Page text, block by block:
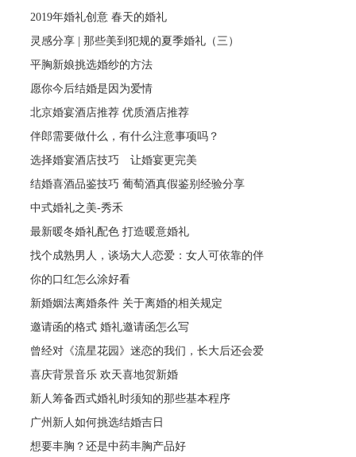
2019年婚礼创意 春天的婚礼
灵感分享 | 那些美到犯规的夏季婚礼（三）
平胸新娘挑选婚纱的方法
愿你今后结婚是因为爱情
北京婚宴酒店推荐 优质酒店推荐
伴郎需要做什么，有什么注意事项吗？
选择婚宴酒店技巧 让婚宴更完美
结婚喜酒品鉴技巧 葡萄酒真假鉴别经验分享
中式婚礼之美-秀禾
最新暖冬婚礼配色 打造暖意婚礼
找个成熟男人，谈场大人恋爱：女人可依靠的伴
你的口红怎么涂好看
新婚姻法离婚条件 关于离婚的相关规定
邀请函的格式 婚礼邀请函怎么写
曾经对《流星花园》迷恋的我们，长大后还会爱
喜庆背景音乐 欢天喜地贺新婚
新人筹备西式婚礼时须知的那些基本程序
广州新人如何挑选结婚吉日
想要丰胸？还是中药丰胸产品好